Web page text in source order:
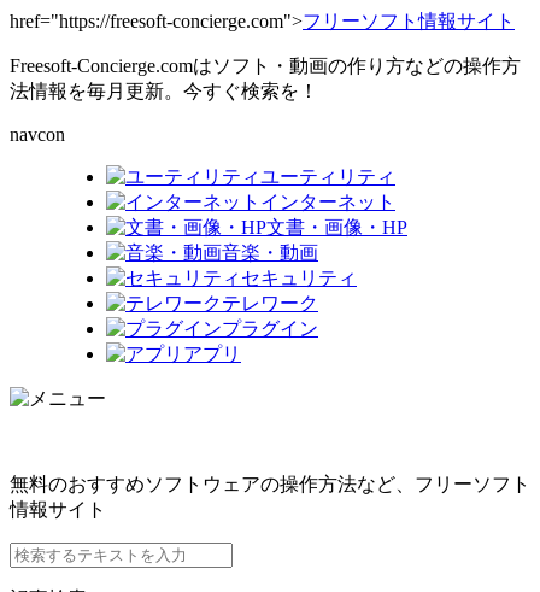
href="https://freesoft-concierge.com">フリーソフト情報サイト
Freesoft-Concierge.comはソフト・動画の作り方などの操作方
法情報を毎月更新。今すぐ検索を！
navcon
ユーティリティ
インターネット
文書・画像・HP
音楽・動画
セキュリティ
テレワーク
プラグイン
アプリ
無料のおすすめソフトウェアの操作方法など、フリーソフト
情報サイト